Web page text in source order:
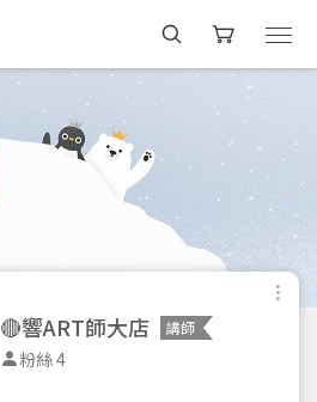
🔴響ART師大店 講師
粉絲 4